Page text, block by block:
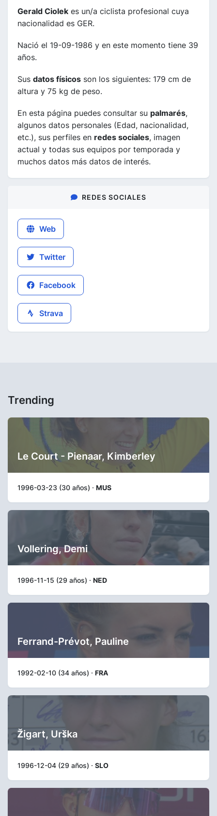
Gerald Ciolek es un/a ciclista profesional cuya
nacionalidad es GER.
Nació el 19-09-1986 y en este momento tiene 39
años.
Sus datos físicos son los siguientes: 179 cm de
altura y 75 kg de peso.
En esta página puedes consultar su palmarés,
algunos datos personales (Edad, nacionalidad,
etc.), sus perfiles en redes sociales, imagen
actual y todas sus equipos por temporada y
muchos datos más datos de interés.
REDES SOCIALES
Web
Twitter
Facebook
Strava
Trending
Le Court - Pienaar, Kimberley
1996-03-23 (30 años) · MUS
Vollering, Demi
1996-11-15 (29 años) · NED
Ferrand-Prévot, Pauline
1992-02-10 (34 años) · FRA
Žigart, Urška
1996-12-04 (29 años) · SLO